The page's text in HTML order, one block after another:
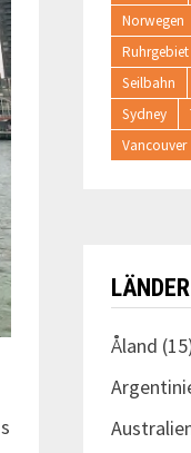
Norwegen
Ruhrgebiet
Seilbahn
Sydney
Vancouver
Åland